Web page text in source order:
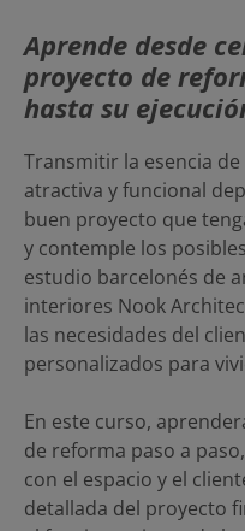
Aprende desde
proyecto de
hasta su
Transmitir la esencia
atractiva y funcional
buen proyecto que
y contemple los
estudio barcelonés de
interiores Nook
las necesidades del
personalizados para
En este curso,
de reforma paso a
con el espacio y el
detallada del proyecto